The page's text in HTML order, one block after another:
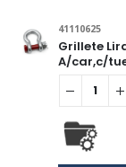
41110625
Grillete
A/car,c/